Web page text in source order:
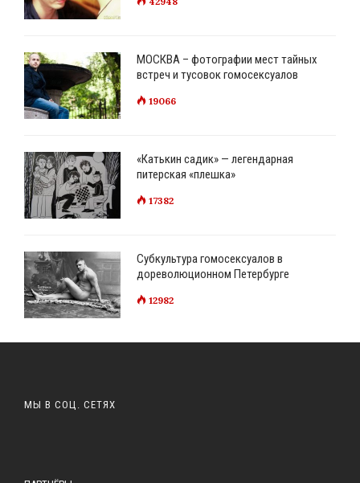
МОСКВА – фотографии мест тайных
встреч и тусовок гомосексуалов
19066
«Катькин садик» — легендарная
питерская «плешка»
17382
Субкультура гомосексуалов в
дореволюционном Петербурге
12982
МЫ В СОЦ. СЕТЯХ